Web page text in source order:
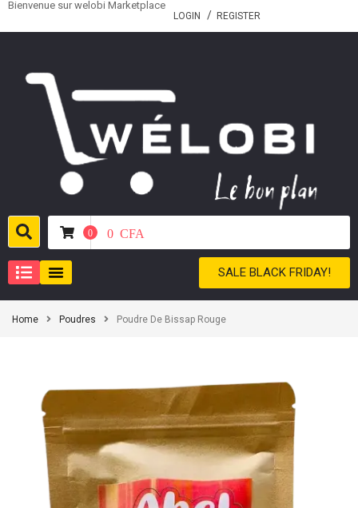
Bienvenue sur welobi Marketplace
LOGIN REGISTER
0 0 CFA
SALE BLACK FRIDAY!
Home Poudres Poudre De Bissap Rouge